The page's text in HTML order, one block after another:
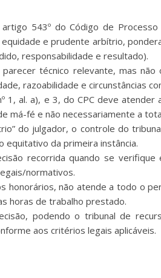
543º do Código de
e prudente arbítrio,
responsabilidade e resultado).
técnico relevante, mas
razoabilidade e circunstâncias
1, al. a), e 3, do CPC deve
má-fé e não necessariamente a
do julgador, o controle do
da primeira instância.
recorrida quando se
normativos.
honorários, não atende a todo o
horas de trabalho prestado.
podendo o tribunal de
aos critérios legais aplicáveis.